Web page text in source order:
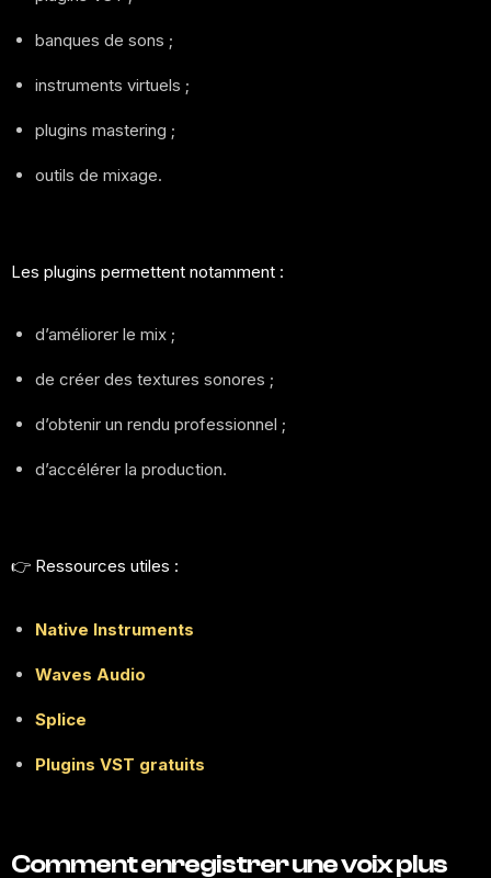
banques de sons ;
instruments virtuels ;
plugins mastering ;
outils de mixage.
Les plugins permettent notamment :
d’améliorer le mix ;
de créer des textures sonores ;
d’obtenir un rendu professionnel ;
d’accélérer la production.
👉 Ressources utiles :
Native Instruments
Waves Audio
Splice
Plugins VST gratuits
Comment enregistrer une voix plus